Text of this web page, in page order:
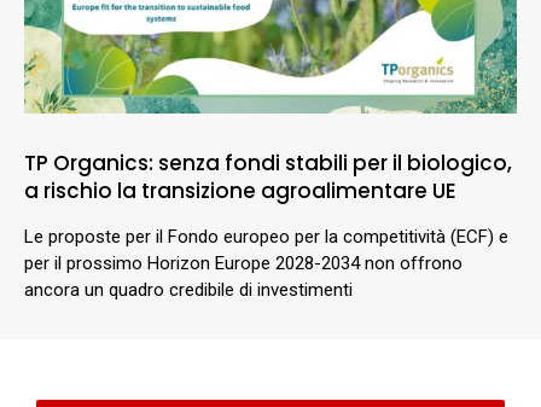
TP Organics: senza fondi stabili per il biologico,
a rischio la transizione agroalimentare UE
Le proposte per il Fondo europeo per la competitività (ECF) e
per il prossimo Horizon Europe 2028-2034 non offrono
ancora un quadro credibile di investimenti